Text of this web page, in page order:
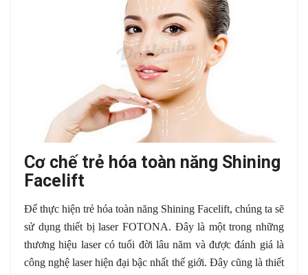
Cơ chế trẻ hóa toàn năng Shining
Facelift
Để thực hiện trẻ hóa toàn năng Shining Facelift, chúng ta sẽ
sử dụng thiết bị laser FOTONA. Đây là một trong những
thương hiệu laser có tuổi đời lâu năm và được đánh giá là
công nghệ laser hiện đại bậc nhất thế giới. Đây cũng là thiết